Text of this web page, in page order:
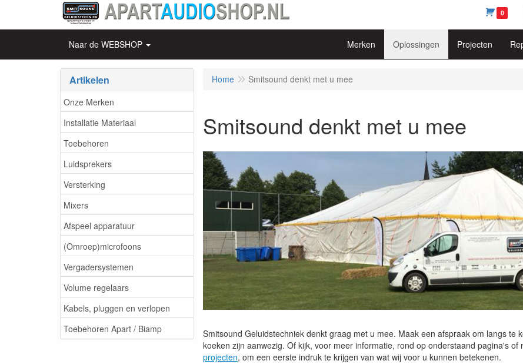
0
Naar de WEBSHOP Merken Oplossingen Projecten
Artikelen
Onze Merken
Installatie Materiaal
Toebehoren
Luidsprekers
Versterking
Mixers
Afspeel apparatuur
(Omroep)microfoons
Vergadersystemen
Volume regelaars
Kabels, pluggen en verlopen
Toebehoren Apart / Biamp
Home Smitsound denkt met u mee
Smitsound denkt met u mee
Smitsound Geluidstechniek denkt graag met u mee. Maak een afspraak om langs te
koeken zijn aanwezig. Of kijk, voor meer informatie, rond op onderstaand pagina's of
projecten, om een eerste indruk te krijgen van wat wij voor u kunnen betekenen.